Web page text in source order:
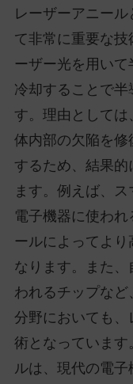
レーザーアニー
て非常に重要な
ーザー光を用いて
冷却することで
す。理由として
体内部の欠陥を修
するため、結果的
ます。例えば、
電子機器に使わ
ールによってよ
なります。また
われるチップな
分野においても
術となっています
ルは、現代の電